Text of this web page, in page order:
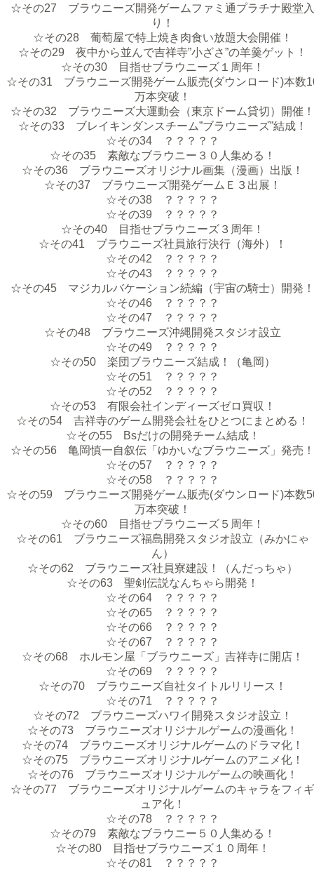
☆その27 ブラウニーズ開発ゲームファミ通プラチナ殿堂入
り！
☆その28 葡萄屋で特上焼き肉食い放題大会開催！
☆その29 夜中から並んで吉祥寺”小ざさ”の羊羹ゲット！
☆その30 目指せブラウニーズ１周年！
☆その31 ブラウニーズ開発ゲーム販売(ダウンロード)本数
万本突破！
☆その32 ブラウニーズ大運動会（東京ドーム貸切）開催！
☆その33 ブレイキンダンスチーム”ブラウニーズ”結成！
☆その34 ？？？？？
☆その35 素敵なブラウニー３０人集める！
☆その36 ブラウニーズオリジナル画集（漫画）出版！
☆その37 ブラウニーズ開発ゲームＥ３出展！
☆その38 ？？？？？
☆その39 ？？？？？
☆その40 目指せブラウニーズ３周年！
☆その41 ブラウニーズ社員旅行決行（海外）！
☆その42 ？？？？？
☆その43 ？？？？？
☆その45 マジカルバケーション続編（宇宙の騎士）開発！
☆その46 ？？？？？
☆その47 ？？？？？
☆その48 ブラウニーズ沖縄開発スタジオ設立
☆その49 ？？？？？
☆その50 楽団ブラウニーズ結成！（亀岡）
☆その51 ？？？？？
☆その52 ？？？？？
☆その53 有限会社インディーズゼロ買収！
☆その54 吉祥寺のゲーム開発会社をひとつにまとめる！
☆その55 Bsだけの開発チーム結成！
☆その56 亀岡慎一自叙伝「ゆかいなブラウニーズ」発売！
☆その57 ？？？？？
☆その58 ？？？？？
☆その59 ブラウニーズ開発ゲーム販売(ダウンロード)本数
万本突破！
☆その60 目指せブラウニーズ５周年！
☆その61 ブラウニーズ福島開発スタジオ設立（みかにゃ
ん）
☆その62 ブラウニーズ社員寮建設！（んだっちゃ）
☆その63 聖剣伝説なんちゃら開発！
☆その64 ？？？？？
☆その65 ？？？？？
☆その66 ？？？？？
☆その67 ？？？？？
☆その68 ホルモン屋「ブラウニーズ」吉祥寺に開店！
☆その69 ？？？？？
☆その70 ブラウニーズ自社タイトルリリース！
☆その71 ？？？？？
☆その72 ブラウニーズハワイ開発スタジオ設立！
☆その73 ブラウニーズオリジナルゲームの漫画化！
☆その74 ブラウニーズオリジナルゲームのドラマ化！
☆その75 ブラウニーズオリジナルゲームのアニメ化！
☆その76 ブラウニーズオリジナルゲームの映画化！
☆その77 ブラウニーズオリジナルゲームのキャラをフィギ
ュア化！
☆その78 ？？？？？
☆その79 素敵なブラウニー５０人集める！
☆その80 目指せブラウニーズ１０周年！
☆その81 ？？？？？